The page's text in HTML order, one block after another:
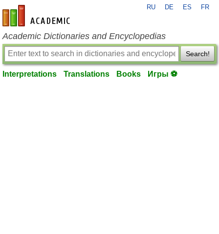
en-academic.com
RU DE ES FR
Academic Dictionaries and Encyclopedias
Search!
Interpretations Translations Books Игры ⚽